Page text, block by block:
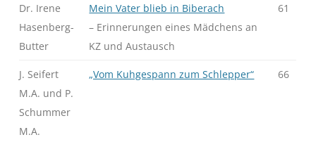
Dr. Irene
Hasenberg-
Butter
Mein Vater blieb in Biberach
– Erinnerungen eines Mädchens an
KZ und Austausch
61
J. Seifert
M.A. und P.
Schummer
M.A.
„Vom Kuhgespann zum Schlepper“ 66